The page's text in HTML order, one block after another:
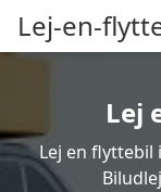
Lej-en-
Lej
Lej en flyttebil